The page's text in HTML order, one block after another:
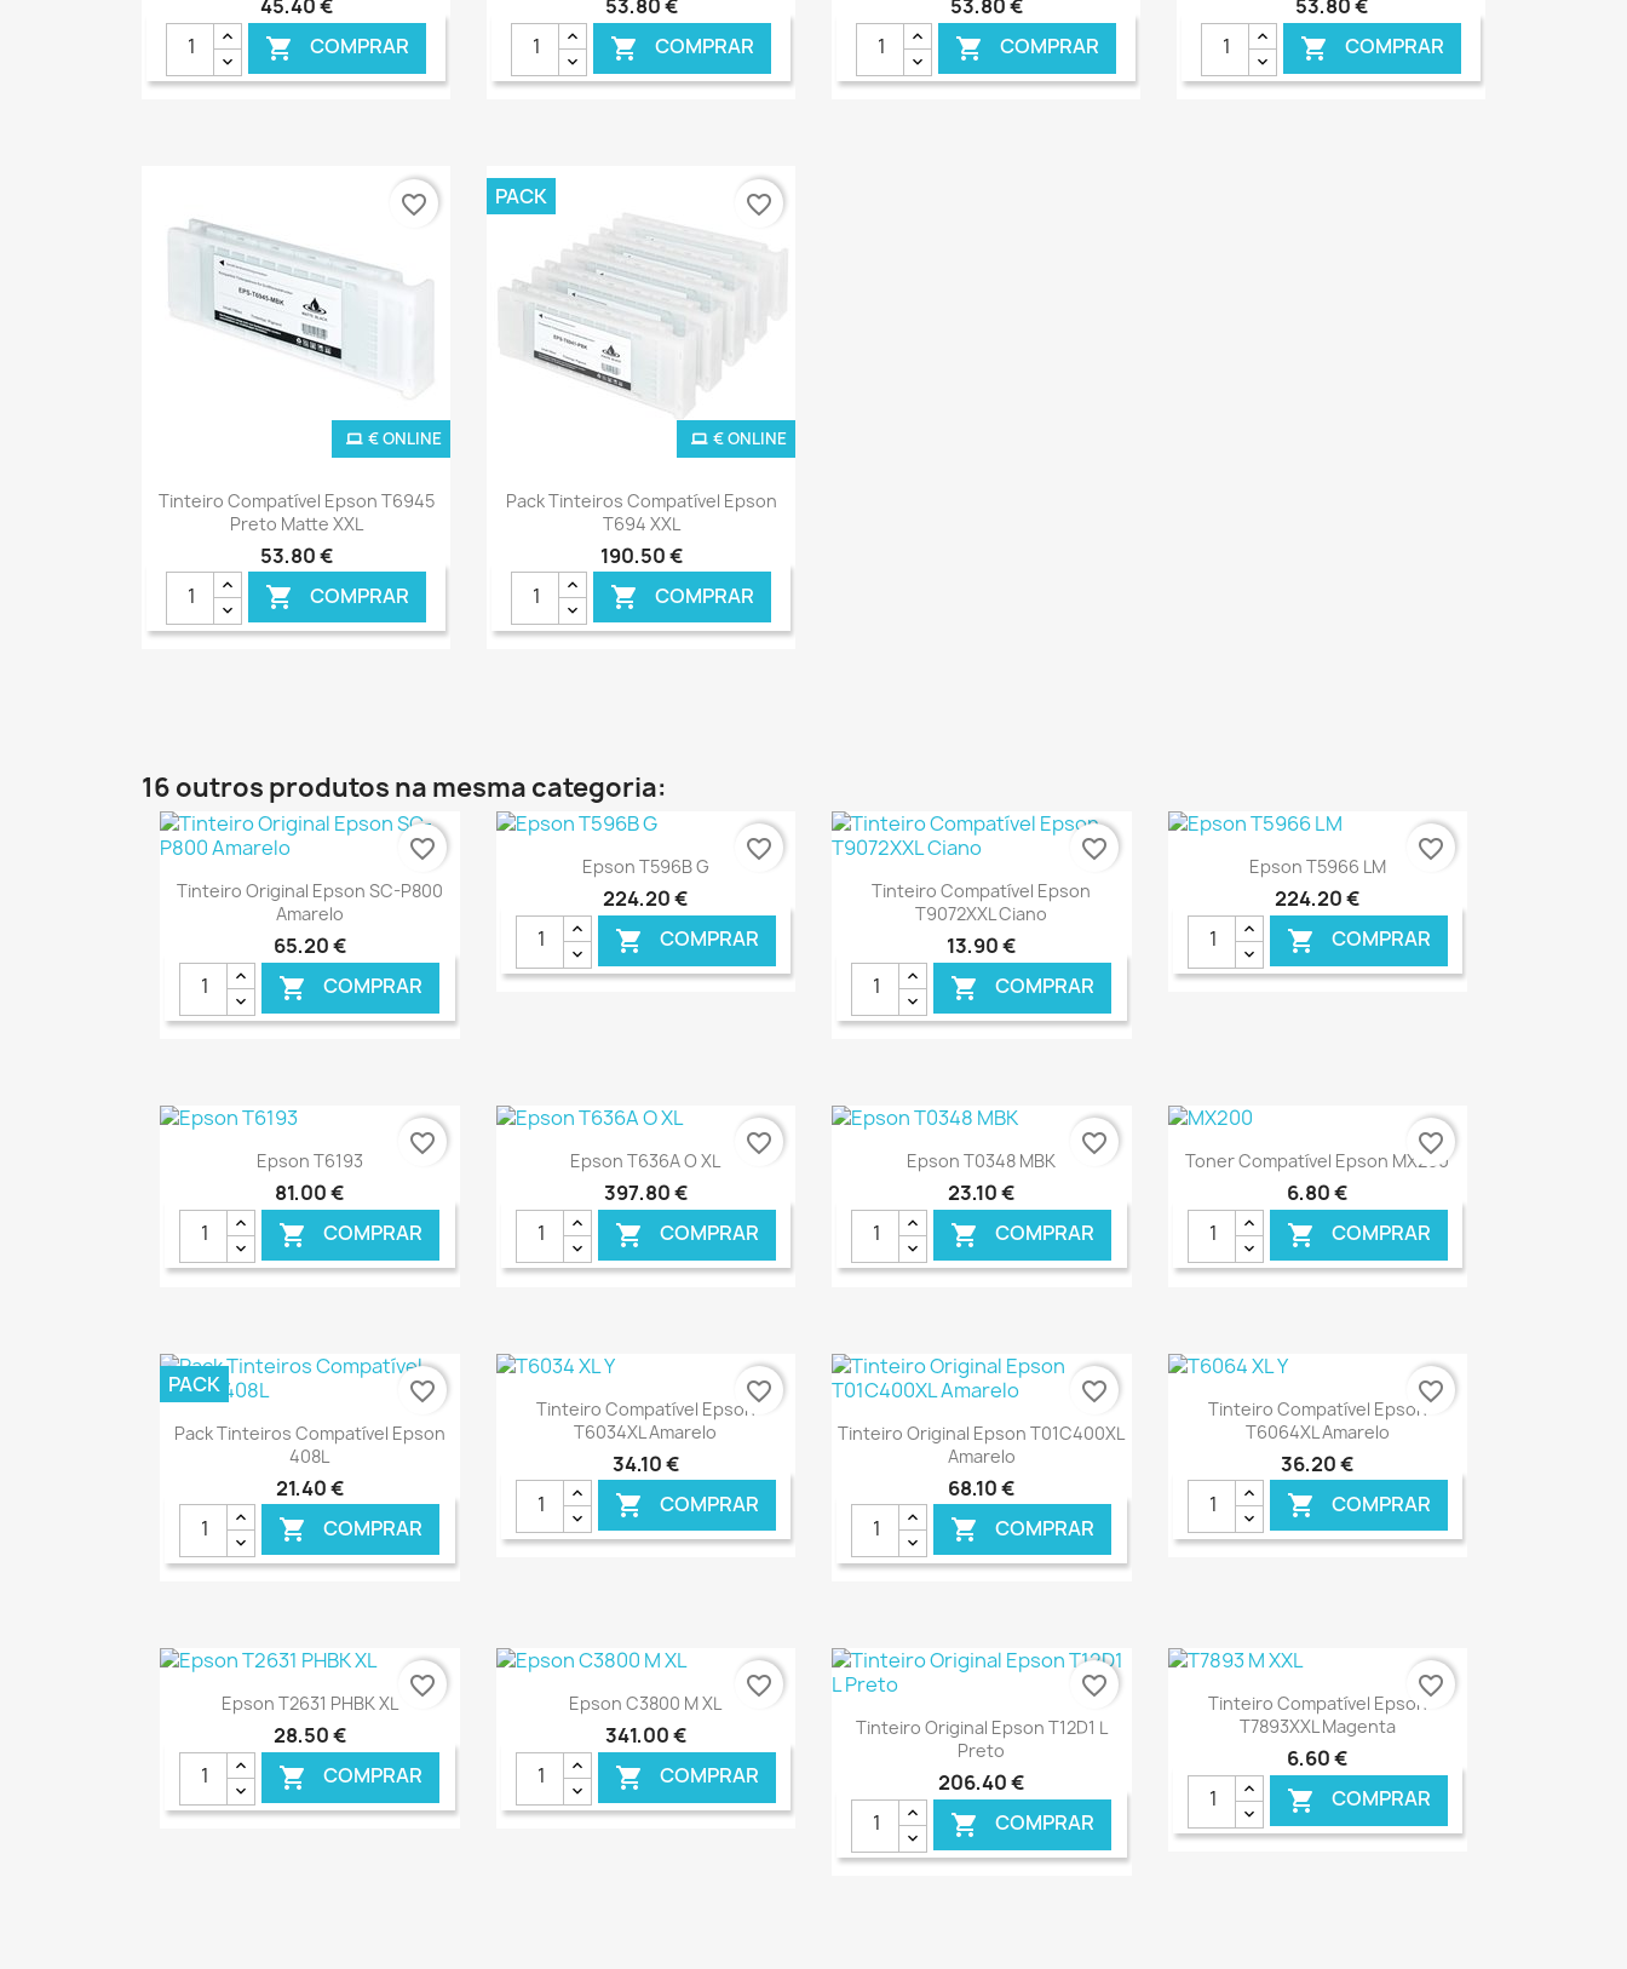
45,40 €
 COMPRAR
53,80 €
 COMPRAR
53,80 €
 COMPRAR
53,80 €
 COMPRAR
Ver+
Tinteiro Compatível Epson T6945
Preto Matte XXL
53,80 €
 COMPRAR
€ ONLINE
favorite_border
Ver+
Pack Tinteiros Compatível Epson
T694 XXL
190,50 €
 COMPRAR
€ ONLINE
PACK favorite_border
16 outros produtos na mesma categoria:
Ver+
Tinteiro Original Epson SC-P800
Amarelo
65,20 €
 COMPRAR
favorite_border Ver+
Epson T596B G
224,20 €
 COMPRAR
favorite_border
Ver+
Tinteiro Compatível Epson
T9072XXL Ciano
13,90 €
 COMPRAR
favorite_border Ver+
Epson T5966 LM
224,20 €
 COMPRAR
favorite_border
Ver+
Epson T6193
81,00 €
 COMPRAR
€ ONLINE
favorite_border Ver+
Epson T636A O XL
397,80 €
 COMPRAR
€ ONLINE
favorite_border Ver+
Epson T0348 MBK
23,10 €
 COMPRAR
€ ONLINE
favorite_border Ver+
Toner Compatível Epson MX200
6,80 €
 COMPRAR
€ ONLINE
favorite_border
Ver+
Pack Tinteiros Compatível Epson
408L
21,40 €
 COMPRAR
PACK favorite_border Ver+
Tinteiro Compatível Epson
T6034XL Amarelo
34,10 €
 COMPRAR
favorite_border
 Ver+
Tinteiro Original Epson T01C400XL
Amarelo
68,10 €
 COMPRAR
favorite_border Ver+
Tinteiro Compatível Epson
T6064XL Amarelo
36,20 €
 COMPRAR
favorite_border
Ver+
Epson T2631 PHBK XL
28,50 €
 COMPRAR
favorite_border Ver+
Epson C3800 M XL
341,00 €
 COMPRAR
favorite_border
Ver+
Tinteiro Original Epson T12D1 L
Preto
206,40 €
 COMPRAR
favorite_border Ver+
Tinteiro Compatível Epson
T7893XXL Magenta
6,60 €
 COMPRAR
favorite_border